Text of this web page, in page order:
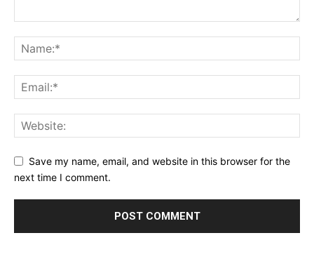
Save my name, email, and website in this browser for the
next time I comment.